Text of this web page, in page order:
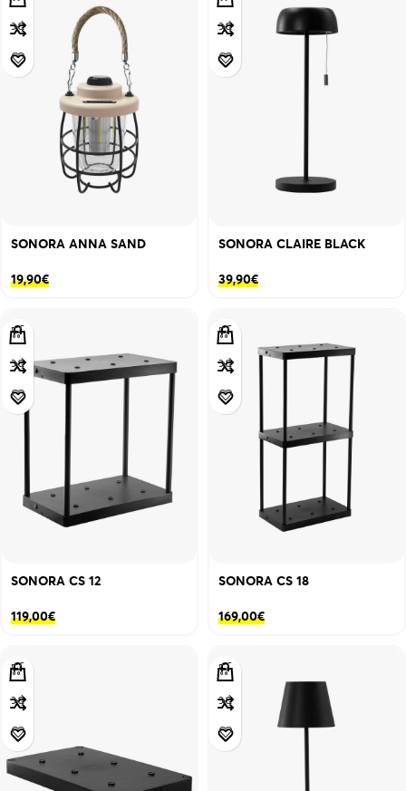
SONORA ANNA SAND
19,90€
SONORA CLAIRE BLACK
39,90€
SONORA CS 12
119,00€
SONORA CS 18
169,00€